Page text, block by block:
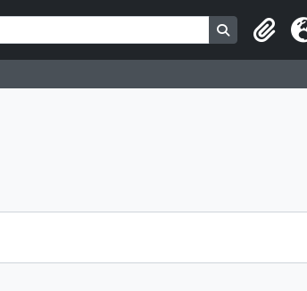
Search in
Presse-